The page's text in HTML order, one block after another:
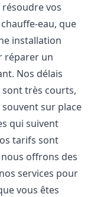
vos
eau, que
installation
réparer un
Nos délais
très courts,
sur place
qui suivent
tarifs sont
offrons des
services pour
vous êtes